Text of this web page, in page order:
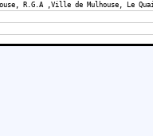
R.G.A ,Ville de Mulhouse, Le